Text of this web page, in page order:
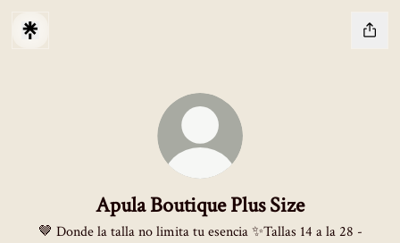
Apula Boutique Plus Size
🤎 Donde la talla no limita tu esencia ✨️Tallas 14 a la 28 -